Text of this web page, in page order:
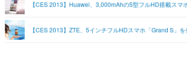
音楽
ペット
その他
プッシュ通知の停止方法
【CES 2013】Huawei、3,000mAhの5型フルHD搭載ス
【CES 2013】ZTE、5インチフルHDスマホ「Grand S